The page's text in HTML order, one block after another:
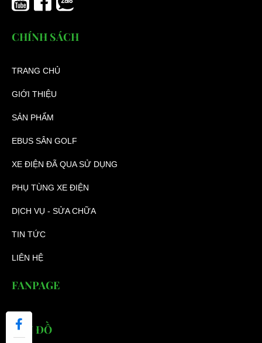
CHÍNH SÁCH
TRANG CHỦ
GIỚI THIỆU
SẢN PHẨM
EBUS SÂN GOLF
XE ĐIỆN ĐÃ QUA SỬ DỤNG
PHỤ TÙNG XE ĐIỆN
DỊCH VỤ - SỬA CHỮA
TIN TỨC
LIÊN HỆ
FANPAGE
BẢN ĐỒ